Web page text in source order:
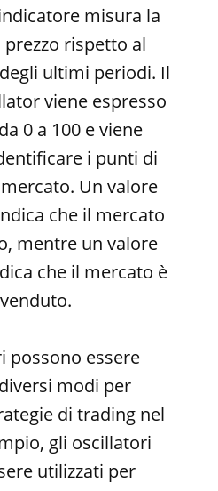
misura la
rispetto al
ultimi periodi. Il
viene espresso
0 a 100 e viene
i punti di
Un valore
che il mercato
mentre un valore
che il mercato è
possono essere
modi per
di trading nel
gli oscillatori
utilizzati per